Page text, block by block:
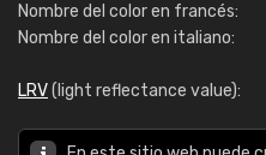
Nombre del color en francés:
Nombre del color en italiano:
LRV(light reflectance value):